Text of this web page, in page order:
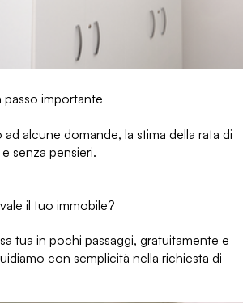
passo importante
alcune domande, la stima della rata di
senza pensieri.
il tuo immobile?
tua in pochi passaggi, gratuitamente e
con semplicità nella richiesta di